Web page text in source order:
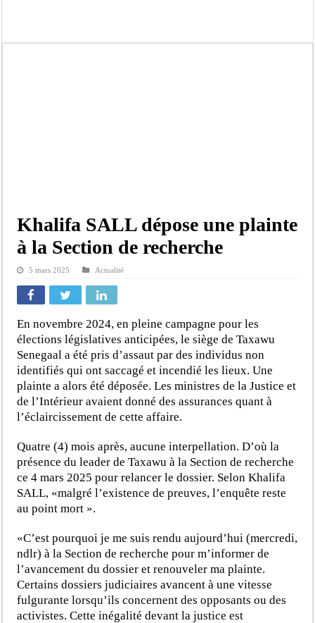
Khalifa SALL dépose une plainte
à la Section de recherche
5 mars 2025 Actualité
En novembre 2024, en pleine campagne pour les
élections législatives anticipées, le siège de Taxawu
Senegaal a été pris d’assaut par des individus non
identifiés qui ont saccagé et incendié les lieux. Une
plainte a alors été déposée. Les ministres de la Justice et
de l’Intérieur avaient donné des assurances quant à
l’éclaircissement de cette affaire.
Quatre (4) mois après, aucune interpellation. D’où la
présence du leader de Taxawu à la Section de recherche
ce 4 mars 2025 pour relancer le dossier. Selon Khalifa
SALL, «malgré l’existence de preuves, l’enquête reste
au point mort ».
«C’est pourquoi je me suis rendu aujourd’hui (mercredi,
ndlr) à la Section de recherche pour m’informer de
l’avancement du dossier et renouveler ma plainte.
Certains dossiers judiciaires avancent à une vitesse
fulgurante lorsqu’ils concernent des opposants ou des
activistes. Cette inégalité devant la justice est